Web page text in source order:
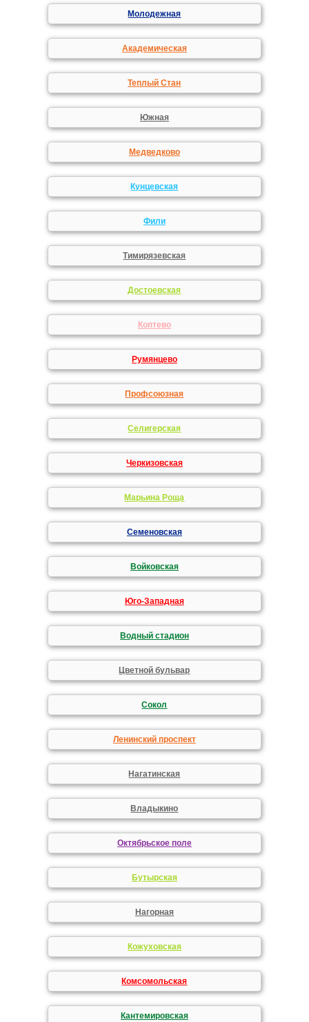
Молодежная
Академическая
Теплый Стан
Южная
Медведково
Кунцевская
Фили
Тимирязевская
Достоевская
Коптево
Румянцево
Профсоюзная
Селигерская
Черкизовская
Марьина Роща
Семеновская
Войковская
Юго-Западная
Водный стадион
Цветной бульвар
Сокол
Ленинский проспект
Нагатинская
Владыкино
Октябрьское поле
Бутырская
Нагорная
Кожуховская
Комсомольская
Кантемировская